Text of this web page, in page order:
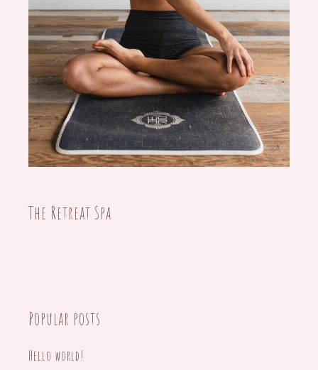
The Retreat Spa
Popular posts
Hello world!